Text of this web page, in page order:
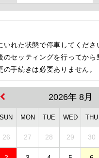
れた状態で停車してくだ
セッティングを行ってから
手続きは必要ありません。
2026年 8月
SUN MON TUE WED THU
26 27 28 29 30